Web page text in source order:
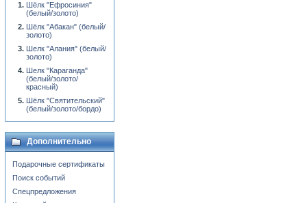
Шёлк "Ефросиния"
(белый/золото)
Шёлк "Абакан" (белый/
золото)
Шелк "Алания" (белый/
золото)
Шелк "Караганда"
(белый/золото/
красный)
Шёлк "Святительский"
(белый/золото/бордо)
Дополнительно
Подарочные сертификаты
Поиск событий
Спецпредложения